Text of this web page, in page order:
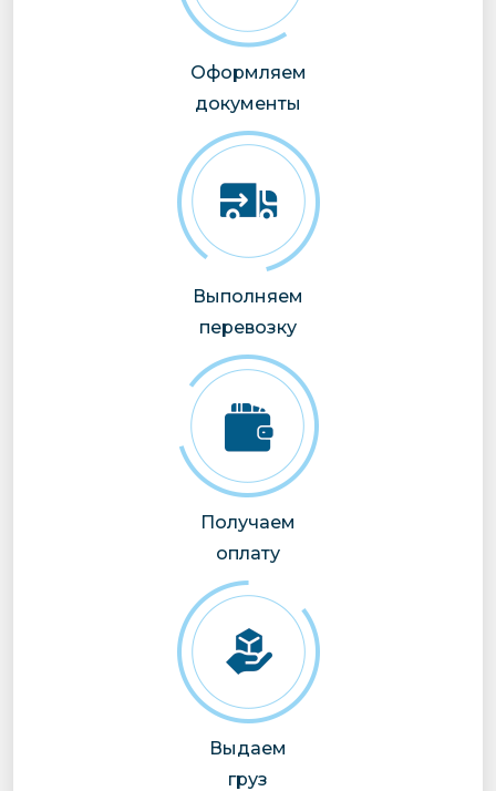
Оформляем
документы
Выполняем
перевозку
Получаем
оплату
Выдаем
груз